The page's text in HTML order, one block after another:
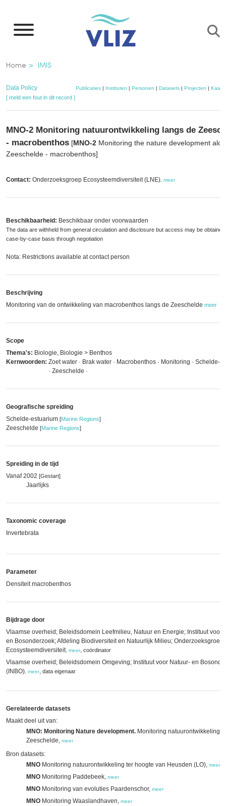
naar
inhoud
gaan
Kruimelpad
Home IMIS
Data Policy Publicaties| Instituten | Personen | Datasets| Projecten |
[ meld een fout in dit record ]
MNO-2 Monitoring natuurontwikkeling langs de
- macrobenthos [MNO-2 Monitoring the nature development
Zeeschelde - macrobenthos]
Contact: Onderzoeksgroep Ecosysteemdiversiteit (LNE) meer
Beschikbaarheid: Beschikbaar onder voorwaarden
The data are withheld from general circulation and disclosure but access may be obtained
case-by-case basis through negotiation
Nota: Restrictions available at contact person
Beschrijving
Monitoring van de ontwikkeling van macrobenthos langs de Zeeschelde meer
Scope
Thema's: Biologie, Biologie > Benthos
Kernwoorden: Zoet water · Brak water · Macrobenthos · Monitoring · Schelde-
· Zeeschelde ·
Geografische spreiding
Schelde-estuarium [Marine Regions]
Zeeschelde [Marine Regions]
Spreiding in de tijd
Vanaf 2002 [Gestart]
Jaarlijks
Taxonomic coverage
Invertebrata
Parameter
Densiteit macrobenthos
Bijdrage door
Vlaamse overheid; Beleidsdomein Leefmilieu, Natuur en Energie; Instituut voor
en Bosonderzoek; Afdeling Biodiversiteit en Natuurlijk Milieu; Onderzoeksgroep
Ecosysteemdiversiteit meer, coördinator
Vlaamse overheid; Beleidsdomein Omgeving; Instituut voor Natuur- en
(INBO) meer, data eigenaar
Gerelateerde datasets
Maakt deel uit van:
MNO: Monitoring Nature development. Monitoring natuurontwikkeling
Zeeschelde, meer
Bron datasets:
MNO Monitoring natuurontwikkeling ter hoogte van Heusden (LO), meer
MNO Monitoring Paddebeek, meer
MNO Monitoring van evoluties Paardenschor, meer
MNO Monitoring Waaslandhaven, meer